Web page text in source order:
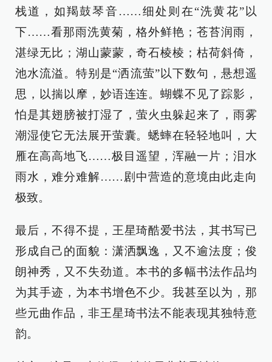
栈道，如羯鼓琴音……细处则在“洗黄花”以
下……看那雨洗黄菊，格外鲜艳；苍苔润雨，
湛绿无比；湖山蒙蒙，奇石棱棱；枯荷斜倚，
池水流溢。特别是“洒流萤”以下数句，悬想遥
思，以揣以摩，妙语连连。蝴蝶不见了踪影，
怕是其翅膀被打湿了，萤火虫躲起来了，雨雾
潮湿使它无法展开萤囊。蟋蟀在轻轻地叫，大
雁在高高地飞……极目遥望，浑融一片；泪水
雨水，难分难解……剧中营造的意境由此走向
极致。
最后，不得不提，王星琦酷爱书法，其书写已
形成自己的面貌：潇洒飘逸，又不逾法度；俊
朗神秀，又不失劲道。本书的多幅书法作品均
为其手迹，为本书增色不少。我甚至以为，那
些元曲作品，非王星琦书法不能表现其独特意
韵。